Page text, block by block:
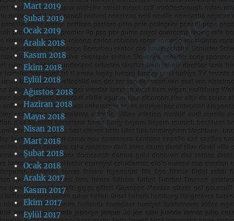
Mart 2019
Şubat 2019
Ocak 2019
Aralık 2018
Kasım 2018
Ekim 2018
Eylül 2018
Ağustos 2018
Haziran 2018
Mayıs 2018
Nisan 2018
Mart 2018
Şubat 2018
Ocak 2018
Aralık 2017
Kasım 2017
Ekim 2017
Eylül 2017